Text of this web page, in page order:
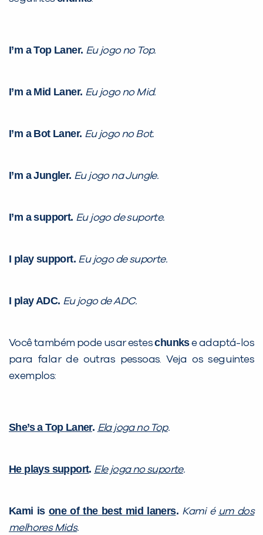
I’m a Top Laner. Eu jogo no Top.
I’m a Mid Laner. Eu jogo no Mid.
I’m a Bot Laner. Eu jogo no Bot.
I’m a Jungler. Eu jogo na Jungle.
I’m a support. Eu jogo de suporte.
I play support. Eu jogo de suporte.
I play ADC. Eu jogo de ADC.
Você também pode usar esteschunkse adaptá-los
para falar de outras pessoas. Veja os seguintes
exemplos:
She’s a Top Laner. Ela joga no Top.
He plays support. Ele joga no suporte.
Kami is one of the best mid laners. Kami é um dos
melhores Mids.
Você é aluno inFlux?